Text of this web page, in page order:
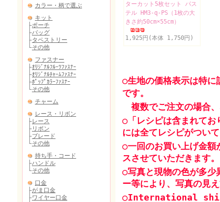
ターカット5枚セット パス
テル HM3-q-PS（1枚の大
きさ約50cm×55cm）
1,925円(本体 1,750円)
○生地の価格表示は特に
です。
複数でご注文の場合
○「レシピは含まれてお
には全てレシピがつい
○一回のお買い上げ金
スさせていただきます。
○写真と現物の色が多少
ー等により、写真の見
○International